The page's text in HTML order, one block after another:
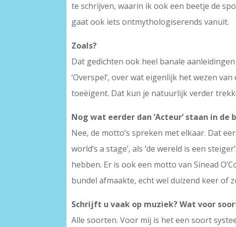
te schrijven, waarin ik ook een beetje de
gaat ook iets ontmythologiserends vanuit.
Zoals?
Dat gedichten ook heel banale
‘Overspel’, over wat eigenlijk het wezen
toeëigent. Dat kun je natuurlijk verder
Nog wat eerder dan ‘Acteur’ staan in
Nee, de motto’s spreken met elkaar. Dat
world’s a stage’, als ‘de wereld is een
hebben. Er is ook een motto van Sinead
bundel afmaakte, echt wel duizend keer of
Schrijft u vaak op muziek? Wat voor
Alle soorten. Voor mij is het een soort